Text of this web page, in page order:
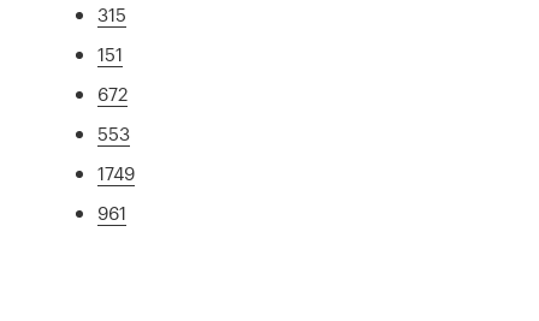
315
151
672
553
1749
961